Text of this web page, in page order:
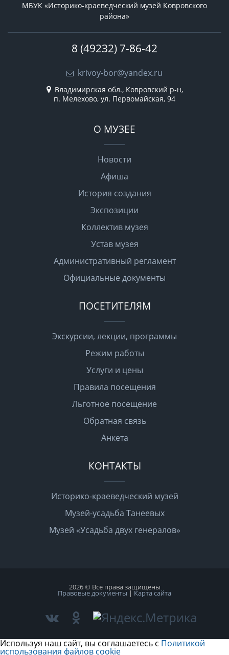
МБУК «Историко-краеведческий музей Ковровского
района»
8 (49232) 7-86-42
krivoy-bor@yandex.ru
Владимирская обл., Ковровский р-н,
п. Мелехово, ул. Первомайская, 94
О МУЗЕЕ
Новости
Афиша
История создания
Экспозиции
Коллектив музея
Устав музея
Административный регламент
Официальные документы
ПОСЕТИТЕЛЯМ
Экскурсии, лекции, программы
Режим работы
Услуги и цены
Правила посещения
Льготное посещение
Обратная связь
Анкета
КОНТАКТЫ
Историко-краеведческий музей
Музей-усадьба Танеевых
Музей «Усадьба двух генералов»
2026 © Все права защищены
Правовые документы | Карта сайта
Используя наш сайт, вы соглашаетесь с Политикой
использования файлов cookie